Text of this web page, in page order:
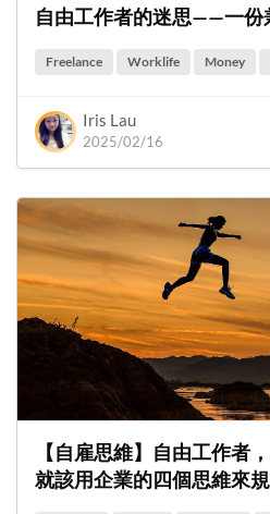
自由工作者的迷思——一份
Freelance Worklife Money
Iris Lau
2025/02/16
【自雇思維】自由工作者
就該用企業的四個思維來